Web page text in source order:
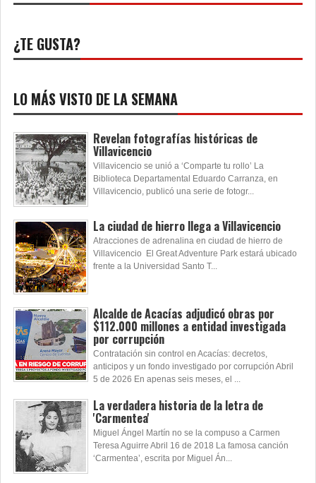
¿TE GUSTA?
LO MÁS VISTO DE LA SEMANA
Revelan fotografías históricas de
Villavicencio
Villavicencio se unió a ‘Comparte tu rollo’ La
Biblioteca Departamental Eduardo Carranza, en
Villavicencio, publicó una serie de fotogr...
La ciudad de hierro llega a Villavicencio
Atracciones de adrenalina en ciudad de hierro de
Villavicencio El Great Adventure Park estará ubicado
frente a la Universidad Santo T...
Alcalde de Acacías adjudicó obras por
$112.000 millones a entidad investigada
por corrupción
Contratación sin control en Acacías: decretos,
anticipos y un fondo investigado por corrupción Abril
5 de 2026 En apenas seis meses, el ...
La verdadera historia de la letra de
'Carmentea'
Miguel Ángel Martín no se la compuso a Carmen
Teresa Aguirre Abril 16 de 2018 La famosa canción
‘Carmentea’, escrita por Miguel Án...